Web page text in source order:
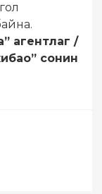
агентлаг /
сонин